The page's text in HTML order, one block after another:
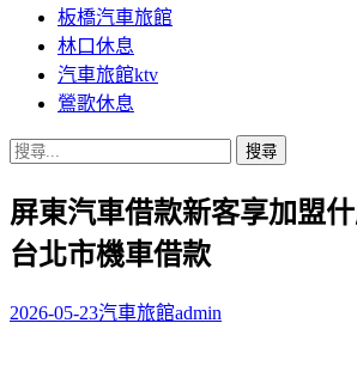
板橋汽車旅館
林口休息
汽車旅館ktv
鶯歌休息
搜
關
鍵
字:
屏東汽車借款新客享加盟
台北市機車借款
2026-05-23汽車旅館admin